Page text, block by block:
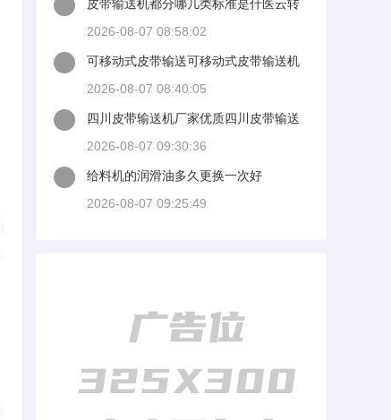
皮带输送机都分哪几类标准是什医云转
2026-08-07 08:58:02
可移动式皮带输送可移动式皮带输送机
2026-08-07 08:40:05
四川皮带输送机厂家优质四川皮带输送
2026-08-07 09:30:36
给料机的润滑油多久更换一次好
2026-08-07 09:25:49